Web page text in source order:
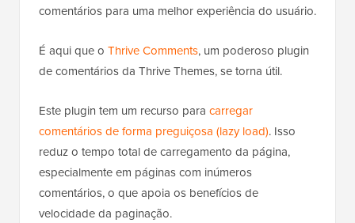
comentários para uma melhor experiência do usuário.
É aqui que o Thrive Comments, um poderoso plugin
de comentários da Thrive Themes, se torna útil.
Este plugin tem um recurso para carregar
comentários de forma preguiçosa (lazy load). Isso
reduz o tempo total de carregamento da página,
especialmente em páginas com inúmeros
comentários, o que apoia os benefícios de
velocidade da paginação.